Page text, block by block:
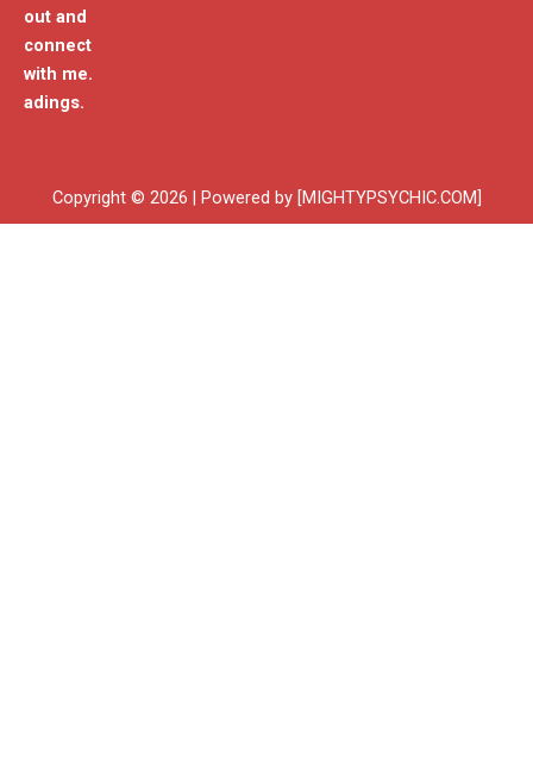
out and
connect
with me.
adings.
Copyright © 2026 | Powered by [MIGHTYPSYCHIC.COM]